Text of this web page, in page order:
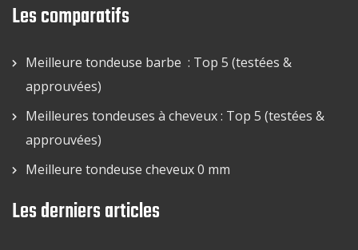
Les comparatifs
Meilleure tondeuse barbe : Top 5 (testées &
approuvées)
Meilleures tondeuses à cheveux : Top 5 (testées &
approuvées)
Meilleure tondeuse cheveux 0 mm
Les derniers articles